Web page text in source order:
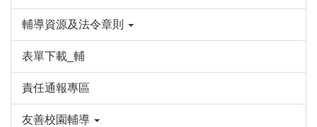
輔導資源及法令章則
表單下載_輔
責任通報專區
友善校園輔導